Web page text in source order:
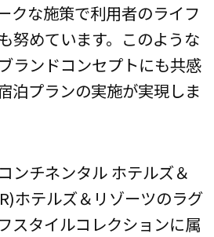
クな施策で利用者のライフ
努めています。このような
ランドコンセプトにも共感
泊プランの実施が実現しま
ンチネンタル ホテルズ＆
ホテルズ＆リゾーツのラグ
スタイルコレクションに属